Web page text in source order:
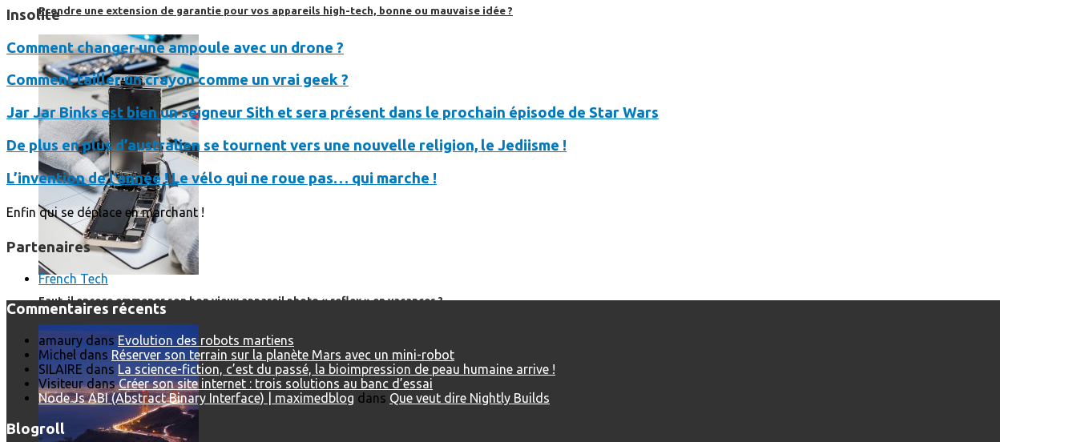
Prendre une extension de garantie pour vos appareils high-tech, bonne ou mauvaise idée ?
Faut-il encore emmener son bon vieux appareil photo « reflex » en vacances ?
Insolite
Comment changer une ampoule avec un drone ?
Comment tailler un crayon comme un vrai geek ?
Jar Jar Binks est bien un seigneur Sith et sera présent dans le prochain épisode de Star Wars
De plus en plus d’australien se tournent vers une nouvelle religion, le Jediisme !
L’invention de l’année ! Le vélo qui ne roue pas… qui marche !
Enfin qui se déplace en marchant !
Partenaires
French Tech
Commentaires récents
amaury dans Evolution des robots martiens
Michel dans Réserver son terrain sur la planète Mars avec un mini-robot
SILAIRE dans La science-fiction, c’est du passé, la bioimpression de peau humaine arrive !
VisiteurdansCréer son site internet : trois solutions au banc d’essai
Node.Js ABI (Abstract Binary Interface) | maximedblog dans Que veut dire Nightly Builds
Blogroll